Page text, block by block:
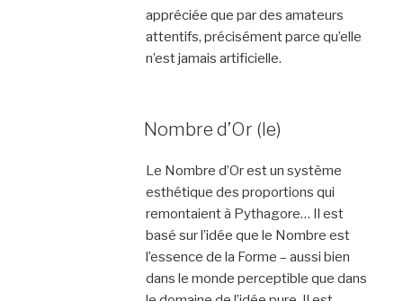
appréciée que par des amateurs
attentifs, précisément parce qu’elle
n’est jamais artificielle.
Nombre d’Or (le)
Le Nombre d’Or est un système
esthétique des proportions qui
remontaient à Pythagore… Il est
basé sur l’idée que le Nombre est
l’essence de la Forme – aussi bien
dans le monde perceptible que dans